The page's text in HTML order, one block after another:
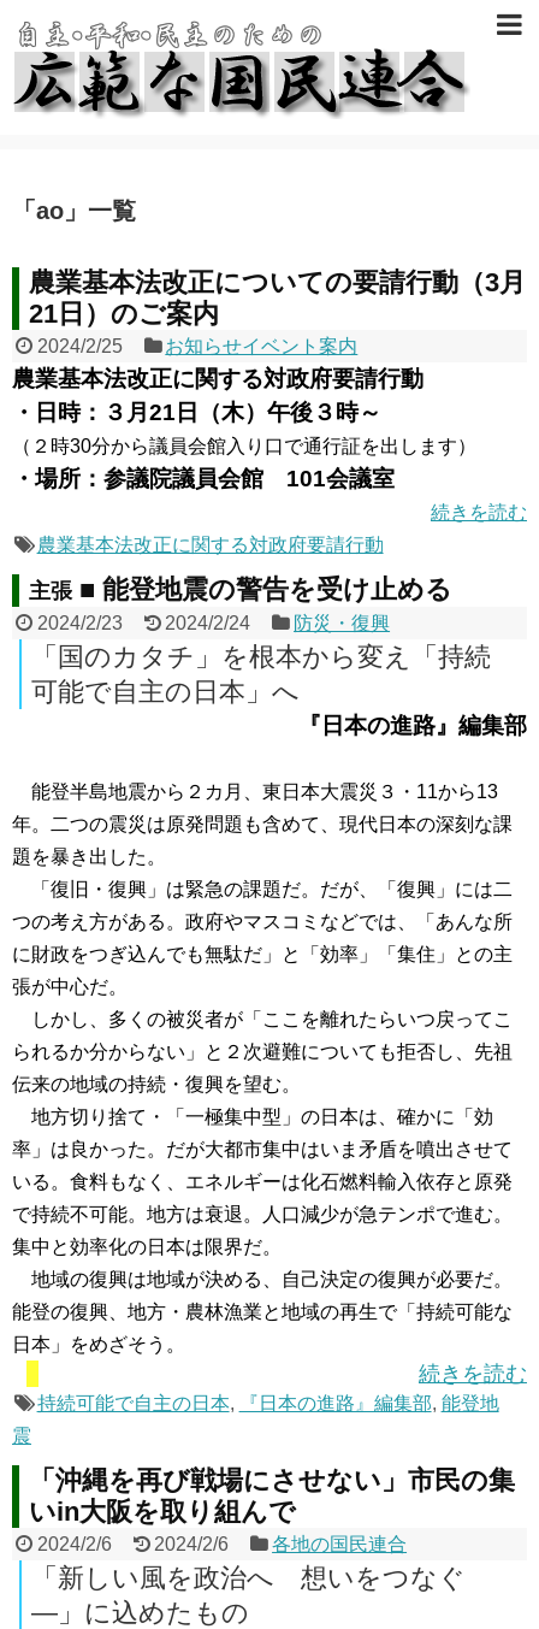
「 ao 」 一覧
農業基本法改正についての要請行動（3月
21日）のご案内
2024/2/25 お知らせイベント案内
農業基本法改正に関する対政府要請行動
・日時：３月21日（木）午後３時～
（２時30分から議員会館入り口で通行証を出します）
・場所：参議院議員会館 101会議室
続きを読む
農業基本法改正に関する対政府要請行動
主張 ■ 能登地震の警告を受け止める
2024/2/23 2024/2/24 防災・復興
「国のカタチ」を根本から変え「持続
可能で自主の日本」へ
『日本の進路』編集部
能登半島地震から２カ月、東日本大震災３・11から13
年。二つの震災は原発問題も含めて、現代日本の深刻な課
題を暴き出した。
「復旧・復興」は緊急の課題だ。だが、「復興」には二
つの考え方がある。政府やマスコミなどでは、「あんな所
に財政をつぎ込んでも無駄だ」と「効率」「集住」との主
張が中心だ。
しかし、多くの被災者が「ここを離れたらいつ戻ってこ
られるか分からない」と２次避難についても拒否し、先祖
伝来の地域の持続・復興を望む。
地方切り捨て・「一極集中型」の日本は、確かに「効
率」は良かった。だが大都市集中はいま矛盾を噴出させて
いる。食料もなく、エネルギーは化石燃料輸入依存と原発
で持続不可能。地方は衰退。人口減少が急テンポで進む。
集中と効率化の日本は限界だ。
地域の復興は地域が決める、自己決定の復興が必要だ。
能登の復興、地方・農林漁業と地域の再生で「持続可能な
日本」をめざそう。
続きを読む
持続可能で自主の日本, 『日本の進路』編集部, 能登地
震
「沖縄を再び戦場にさせない」市民の集
いin大阪を取り組んで
2024/2/6 2024/2/6 各地の国民連合
「新しい風を政治へ 想いをつなぐ
―」に込めたもの